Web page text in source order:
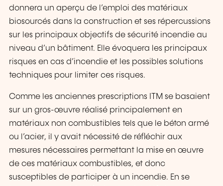
donnera un aperçu de l’emploi des matériaux
biosourcés dans la construction et ses répercussions
sur les principaux objectifs de sécurité incendie au
niveau d’un bâtiment. Elle évoquera les principaux
risques en cas d’incendie et les possibles solutions
techniques pour limiter ces risques.
Comme les anciennes prescriptions ITM se basaient
sur un gros-œuvre réalisé principalement en
matériaux non combustibles tels que le béton armé
ou l’acier, il y avait nécessité de réfléchir aux
mesures nécessaires permettant la mise en œuvre
de ces matériaux combustibles, et donc
susceptibles de participer à un incendie. En se